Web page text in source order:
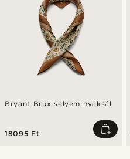
Bryant Brux selyem nyaksál
18095 Ft